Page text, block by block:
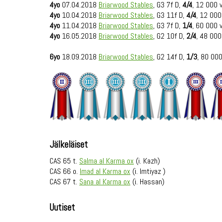
4yo 07.04.2018 Briarwood Stables, G3 7f D, 4/4, 12 000
4yo 10.04.2018 Briarwood Stables, G3 11f D, 4/4, 12
4yo 11.04.2018 Briarwood Stables, G3 7f D, 1/4, 60 000
4yo 16.05.2018 Briarwood Stables, G2 10f D, 2/4, 48
6yo 18.09.2018 Briarwood Stables, G2 14f D, 1/3, 80
Jälkeläiset
CAS 65 t. Salma al Karma ox (i. Kazh)
CAS 66 o. Imad al Karma ox (i. Imtiyaz )
CAS 67 t. Sana al Karma ox (i. Hassan)
Uutiset